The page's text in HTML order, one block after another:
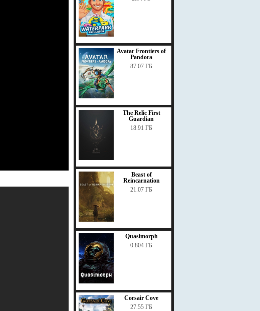
Avatar Frontiers of
Pandora
87.07 ГБ
The Relic First
Guardian
18.91 ГБ
Beast of
Reincarnation
21.07 ГБ
Quasimorph
0.804 ГБ
Corsair Cove
27.55 ГБ